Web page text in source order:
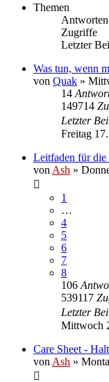
Themen
Antworten
Zugriffe
Letzter
Was tun, wenn
von Quak »
14
149714
Letzter
Freitag
Leitfaden für die
von Ash »
1
…
4
5
6
7
8
106
539117
Letzter
Mittwoch
Care Sheet -
von Ash »